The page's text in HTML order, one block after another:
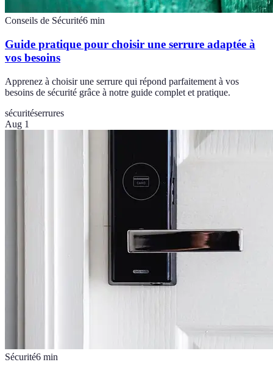
Conseils de Sécurité6 min
Guide pratique pour choisir une serrure adaptée à
vos besoins
Apprenez à choisir une serrure qui répond parfaitement à vos
besoins de sécurité grâce à notre guide complet et pratique.
sécuritéserrures
Aug 1
Sécurité6 min